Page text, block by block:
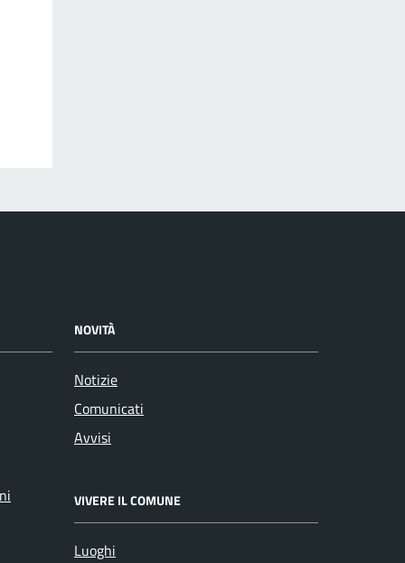
NOVITÀ
Notizie
Comunicati
Avvisi
VIVERE IL COMUNE
Luoghi